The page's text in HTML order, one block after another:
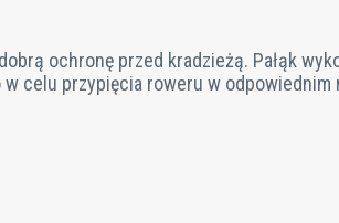
ochronę przed kradzieżą. Pałąk
w celu przypięcia roweru w